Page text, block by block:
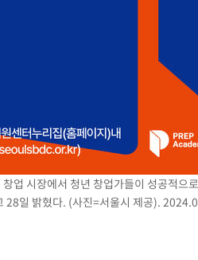
업 시장에서 청년 창업가들이 성공적으
일 밝혔다. (사진=서울시 제공).